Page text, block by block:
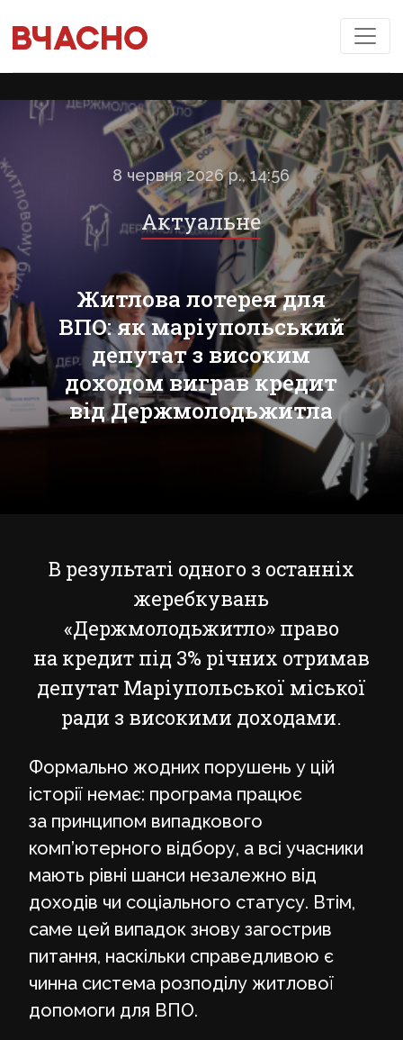
Житлова лотерея для
ВПО: як маріупольський
депутат з високим
доходом виграв кредит
від Держмолодьжитла
Актуальне
8 червня 2026 р., 14:56
В результаті одного з останніх
жеребкувань
«Держмолодьжитло» право
на кредит під 3% річних отримав
депутат Маріупольської міської
ради з високими доходами.
Формально жодних порушень у цій
історії немає: програма працює
за принципом випадкового
комп’ютерного відбору, а всі учасники
мають рівні шанси незалежно від
доходів чи соціального статусу. Втім,
саме цей випадок знову загострив
питання, наскільки справедливою є
чинна система розподілу житлової
допомоги для ВПО.